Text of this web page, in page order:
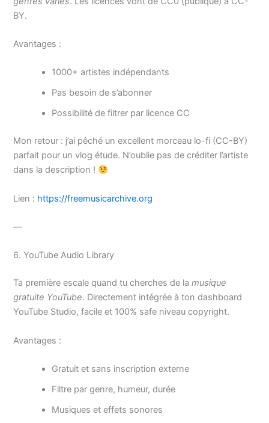
BY.
Avantages :
1000+ artistes indépendants
Pas besoin de s’abonner
Possibilité de filtrer par licence CC
Mon retour : j’ai pêché un excellent morceau lo-fi (CC-BY)
parfait pour un vlog étude. N’oublie pas de créditer l’artiste
dans la description !
Lien : https://freemusicarchive.org
—
6. YouTube Audio Library
Ta première escale quand tu cherches de lamusique
gratuite YouTube. Directement intégrée à ton dashboard
YouTube Studio, facile et 100% safe niveau copyright.
Avantages :
Gratuit et sans inscription externe
Filtre par genre, humeur, durée
Musiques et effets sonores